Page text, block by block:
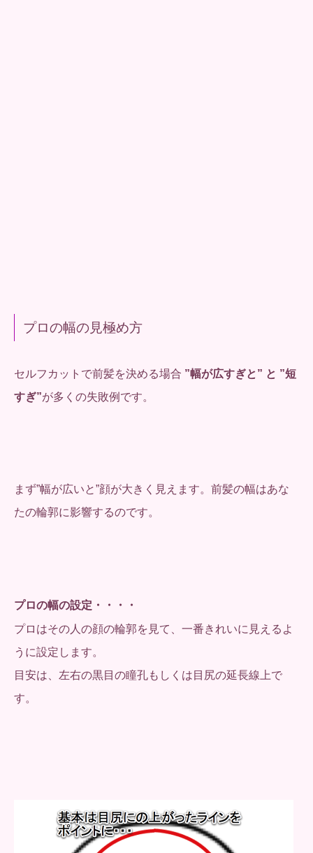
プロの幅の見極め方
セルフカットで前髪を決める場合 ”幅が広すぎと” と ”短
すぎ”が多くの失敗例です。
まず”幅が広いと”顔が大きく見えます。前髪の幅はあな
たの輪郭に影響するのです。
プロの幅の設定・・・・
プロはその人の顔の輪郭を見て、一番きれいに見えるよ
うに設定します。
目安は、左右の黒目の瞳孔もしくは目尻の延長線上で
す。